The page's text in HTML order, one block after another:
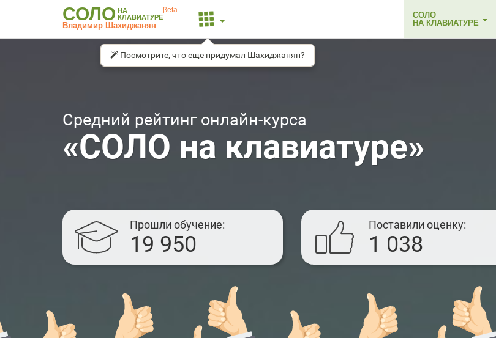
СОЛО НА
КЛАВИАТУРЕ
βeta
Владимир Шахиджанян
СОЛО
НА КЛАВИАТУРЕ
Средний рейтинг онлайн-курса
«СОЛО на клавиатуре»
Прошли обучение
19 950
Поставили оценку
1 038
Посмотрите, что еще придумал Шахиджанян?